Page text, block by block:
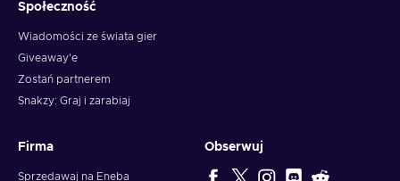
Społeczność
Wiadomości ze świata gier
Giveaway'e
Zostań partnerem
Snakzy: Graj i zarabiaj
Firma
Sprzedawaj na Eneba
Obserwuj